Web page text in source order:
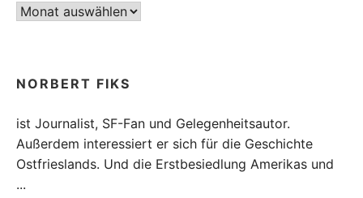
Archiv
NORBERT FIKS
ist Journalist, SF-Fan und Gelegenheitsautor.
Außerdem interessiert er sich für die Geschichte
Ostfrieslands. Und die Erstbesiedlung Amerikas und
...